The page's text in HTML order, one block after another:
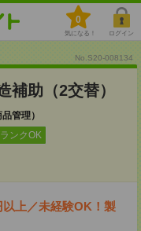
0
気になる！ ログイン
No.S20-008134
補助（2交替）
管理）
ンクOK
以上／未経験OK！製